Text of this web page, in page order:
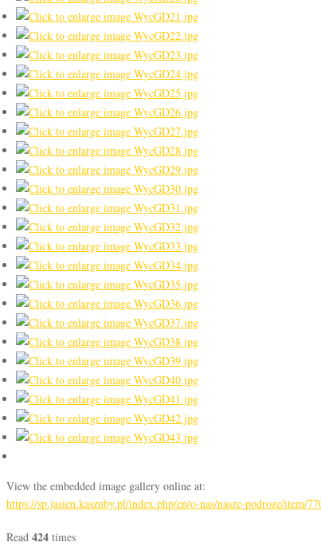
View the embedded image gallery online at:
https://sp.jasien.kaszuby.pl/index.php/en/o-nas/nasze-podroze/
Read 424 times